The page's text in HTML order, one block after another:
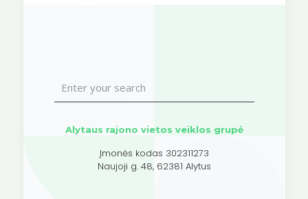
Alytaus rajono vietos veiklos grupė
Įmonės kodas 302311273
Naujoji g. 48, 62381 Alytus